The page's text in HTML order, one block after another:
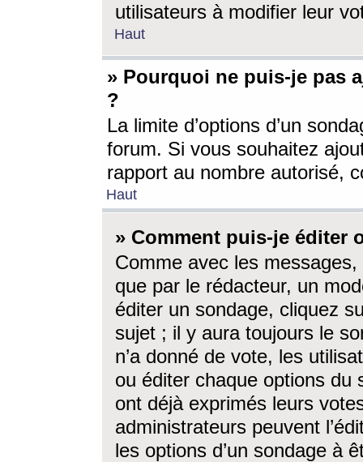
utilisateurs à modifier leur
Haut
» Pourquoi ne puis-je pas
?
La limite d’options d’un
forum. Si vous souhaitez
rapport au nombre autorisé,
Haut
» Comment puis-je éditer
Comme avec les
que par le rédacteur, un
éditer un sondage, cliquez
sujet ; il y aura toujours le
n’a donné de vote, les
ou éditer chaque options du
ont déjà exprimés leurs
administrateurs peuvent
les options d’un sondage à